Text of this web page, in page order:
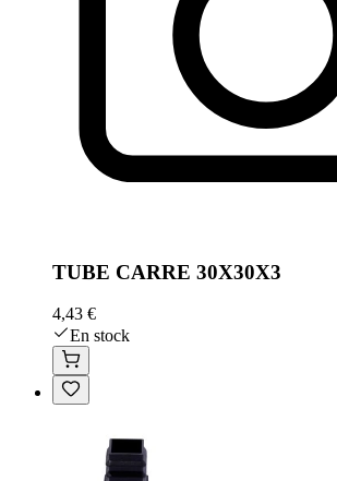
TUBE CARRE 30X30X3
4,43 €
En stock